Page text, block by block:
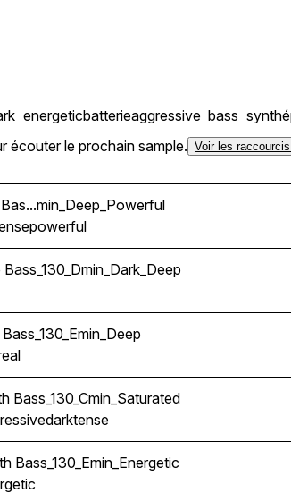
energeticbatterieaggressive bass synthé
écouter le prochain sample. Voir les
powerful
Bass_130_Cmin_Saturated
darktense
Bass_130_Emin_Energetic